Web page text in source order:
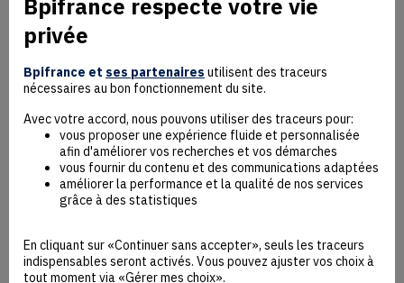
Mentions Légales
Données personnelles
Contact
Mentions Légales
CGU
Bpifrance respecte votre vie
privée
Bpifrance et ses partenaires utilisent des traceurs
nécessaires au bon fonctionnement du site.
Avec votre accord, nous pouvons utiliser des traceurs pour:
vous proposer une expérience fluide et personnalisée
afin d'améliorer vos recherches et vos démarches
vous fournir du contenu et des communications adaptées
améliorer la performance et la qualité de nos services
grâce à des statistiques
En cliquant sur «Continuer sans accepter», seuls les traceurs
indispensables seront activés. Vous pouvez ajuster vos choix à
tout moment via «Gérer mes choix».